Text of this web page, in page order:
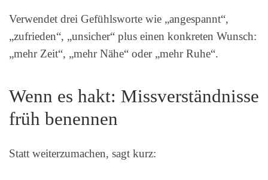
Verwendet drei Gefühlsworte wie „angespannt“,
„zufrieden“, „unsicher“ plus einen konkreten Wunsch:
„mehr Zeit“, „mehr Nähe“ oder „mehr Ruhe“.
Wenn es hakt: Missverständnisse
früh benennen
Statt weiterzumachen, sagt kurz: